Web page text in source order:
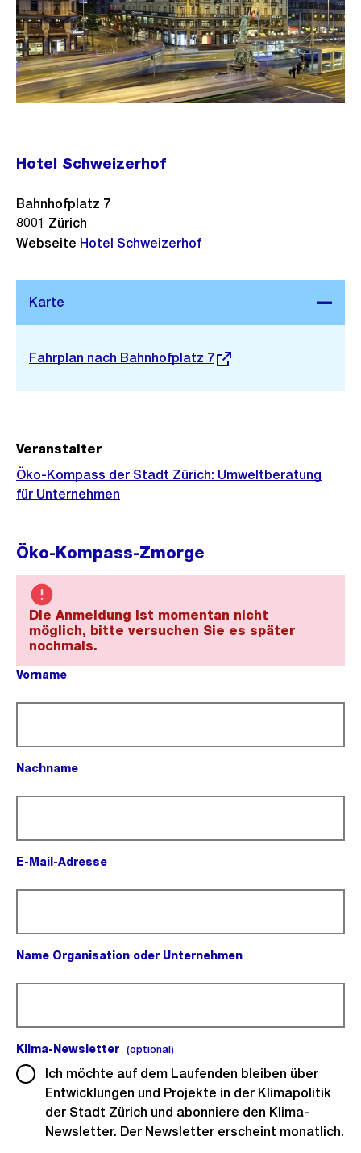
Hotel Schweizerhof
Stadtplan 3D
Externer
Fahrplan nach Bahnhofplatz 7
Bahnhofplatz 7
8001 Zürich
Webseite Hotel Schweizerhof
Veranstalter
Öko-Kompass der Stadt Zürich: Umweltberatung
für Unternehmen
Öko-Kompass-Zmorge
Die Anmeldung ist momentan nicht
möglich, bitte versuchen Sie es später
nochmals.
Vorname
Nachname
E-Mail-Adresse
Name Organisation oder Unternehmen
Klima-Newsletter (optional)(optional).
Ich möchte auf dem Laufenden bleiben über
Entwicklungen und Projekte in der Klimapolitik
der Stadt Zürich und abonniere den Klima-
Newsletter. Der Newsletter erscheint monatlich.